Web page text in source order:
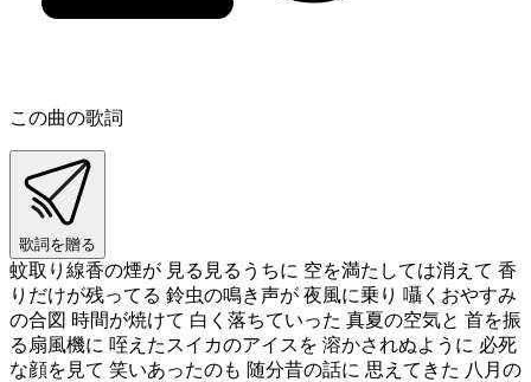
この曲の歌詞
歌詞を贈る
蚊取り線香の煙が 見る見るうちに 空を満たしては消えて 香
りだけが残ってる 鈴虫の鳴き声が 夜風に乗り 囁くおやすみ
の合図 時間が焼けて 白く落ちていった 真夏の空気と 首を振
る扇風機に 咥えたスイカのアイスを 溶かされぬように 必死
な顔を見て 笑いあったのも 随分昔の話に 思えてきた 八月の